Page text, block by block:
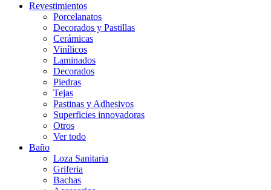
Revestimientos
Porcelanatos
Decorados y Pastillas
Cerámicas
Vinílicos
Laminados
Decorados
Piedras
Tejas
Pastinas y Adhesivos
Superficies innovadoras
Otros
Ver todo
Baño
Loza Sanitaria
Griferia
Bachas